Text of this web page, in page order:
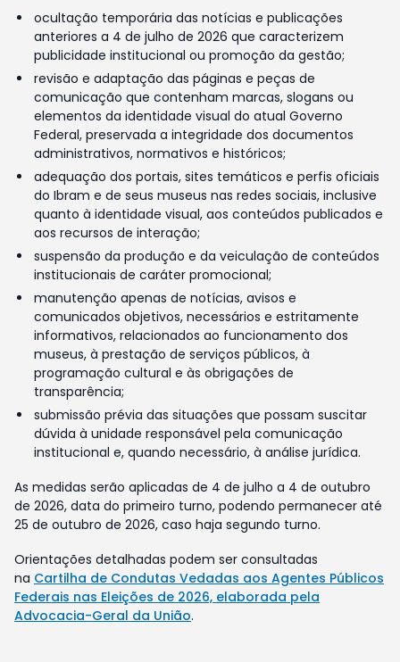
ocultação temporária das notícias e publicações
anteriores a 4 de julho de 2026 que caracterizem
publicidade institucional ou promoção da gestão;
revisão e adaptação das páginas e peças de
comunicação que contenham marcas, slogans ou
elementos da identidade visual do atual Governo
Federal, preservada a integridade dos documentos
administrativos, normativos e históricos;
adequação dos portais, sites temáticos e perfis oficiais
do Ibram e de seus museus nas redes sociais, inclusive
quanto à identidade visual, aos conteúdos publicados e
aos recursos de interação;
suspensão da produção e da veiculação de conteúdos
institucionais de caráter promocional;
manutenção apenas de notícias, avisos e
comunicados objetivos, necessários e estritamente
informativos, relacionados ao funcionamento dos
museus, à prestação de serviços públicos, à
programação cultural e às obrigações de
transparência;
submissão prévia das situações que possam suscitar
dúvida à unidade responsável pela comunicação
institucional e, quando necessário, à análise jurídica.
As medidas serão aplicadas de 4 de julho a 4 de outubro
de 2026, data do primeiro turno, podendo permanecer até
25 de outubro de 2026, caso haja segundo turno.
Orientações detalhadas podem ser consultadas
na Cartilha de Condutas Vedadas aos Agentes Públicos
Federais nas Eleições de 2026, elaborada pela
Advocacia-Geral da União.